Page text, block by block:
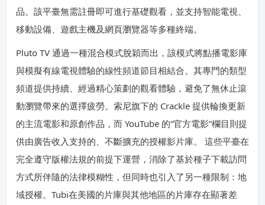
品。該平臺無需註冊即可進行基礎觀看，並支持智能電視、
移動設備、遊戲主機及網頁瀏覽器等多種終端。
Pluto TV 通過一種混合模式脫穎而出，該模式將點播電影庫
與模擬有線電視體驗的線性頻道節目相結合。其專門的類型
頻道提供持續、經過精心策劃的觀看體驗，避免了無休止滾
動瀏覽帶來的選擇疲勞。索尼旗下的 Crackle 提供輪換更新
的主流電影和原創作品，而 YouTube 的“官方電影”欄目則提
供由廣告收入支持的、不斷擴充的授權影片庫。 這些平臺在
完全遵守版權法規的前提下運營，消除了基於種子下載訪問
方式所伴隨的法律模糊性，但同時也引入了另一種限制：地
域授權。Tubi在美國的片庫與其他地區的片庫存在顯著差